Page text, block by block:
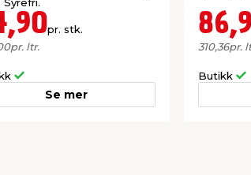
pr. stk.
pr. ltr.
Se mer
310,36pr.
Butikk